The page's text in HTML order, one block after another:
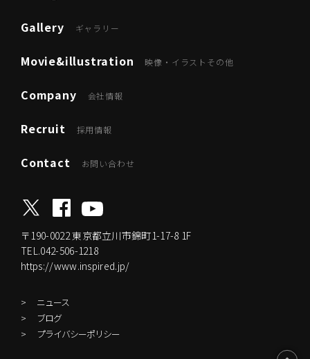
Gallery ギャラリー
Movie&illustration 映像・イラストその他
Company 会社情報
Recruit 採用情報
Contact お問い合わせ
〒190-0022東京都立川市錦町1-17-8 1F
TEL.042-506-1218
https://www.inspired.jp/
ニュース
ブログ
プライバシーポリシー